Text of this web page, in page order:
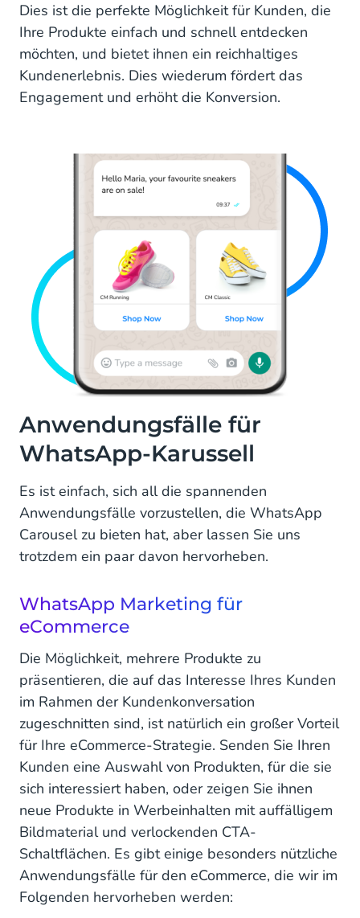
Dies ist die perfekte Möglichkeit für Kunden, die
Ihre Produkte einfach und schnell entdecken
möchten, und bietet ihnen ein reichhaltiges
Kundenerlebnis. Dies wiederum fördert das
Engagement und erhöht die Konversion.
Anwendungsfälle für
WhatsApp-Karussell
Es ist einfach, sich all die spannenden
Anwendungsfälle vorzustellen, die WhatsApp
Carousel zu bieten hat, aber lassen Sie uns
trotzdem ein paar davon hervorheben.
WhatsApp Marketing für
eCommerce
Die Möglichkeit, mehrere Produkte zu
präsentieren, die auf das Interesse Ihres Kunden
im Rahmen der Kundenkonversation
zugeschnitten sind, ist natürlich ein großer Vorteil
für Ihre eCommerce-Strategie. Senden Sie Ihren
Kunden eine Auswahl von Produkten, für die sie
sich interessiert haben, oder zeigen Sie ihnen
neue Produkte in Werbeinhalten mit auffälligem
Bildmaterial und verlockenden CTA-
Schaltflächen. Es gibt einige besonders nützliche
Anwendungsfälle für den eCommerce, die wir im
Folgenden hervorheben werden: